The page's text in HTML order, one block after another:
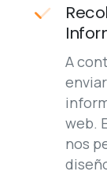
A
web.
nos